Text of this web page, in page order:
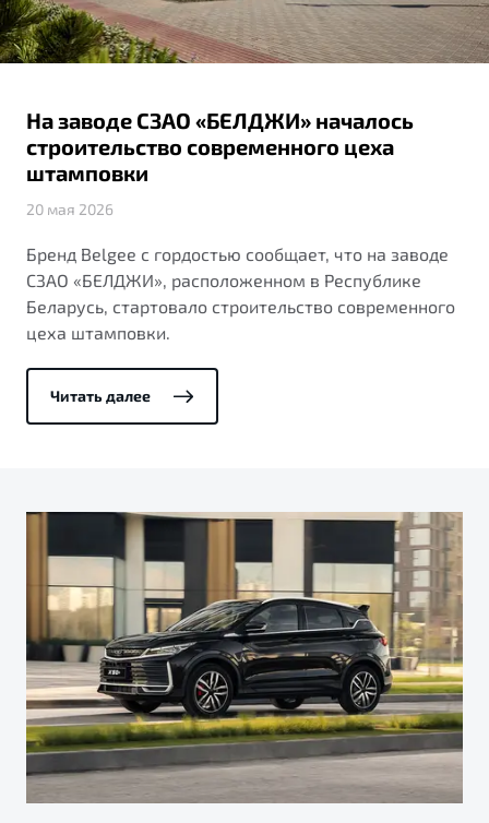
Тест-драйв
На заводе СЗАО «БЕЛДЖИ» началось
строительство современного цеха
штамповки
20 мая 2026
Бренд Belgee с гордостью сообщает, что на заводе
СЗАО «БЕЛДЖИ», расположенном в Республике
Беларусь, стартовало строительство современного
цеха штамповки.
Читать далее